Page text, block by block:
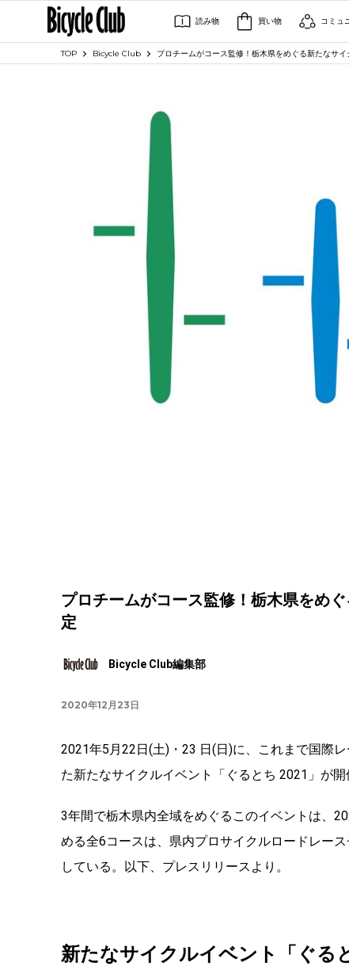
読み物 買い物 コミュ
TOP Bicycle Club プロチームがコース監修！栃木県をめぐる新たなサ
プロチームがコース監修！栃木県をめ
定
Bicycle Club編集部
2020年12月23日
2021年5月22日(土)・23 日(日)に、これまで国際
た新たなサイクルイベント「ぐるとち 2021」が開
3年間で栃木県内全域をめぐるこのイベントは、
める全6コースは、県内プロサイクルロードレー
している。以下、プレスリリースより。
新たなサイクルイベント「ぐる